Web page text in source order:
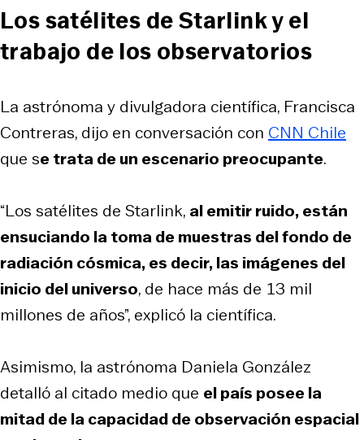
Los satélites de Starlink y el
trabajo de los observatorios
La astrónoma y divulgadora científica, Francisca
Contreras, dijo en conversación con CNN Chile
que se trata de un escenario preocupante.
“Los satélites de Starlink, al emitir ruido, están
ensuciando la toma de muestras del fondo de
radiación cósmica, es decir, las imágenes del
inicio del universo, de hace más de 13 mil
millones de años”, explicó la científica.
Asimismo, la astrónoma Daniela González
detalló al citado medio que el país posee la
mitad de la capacidad de observación espacial